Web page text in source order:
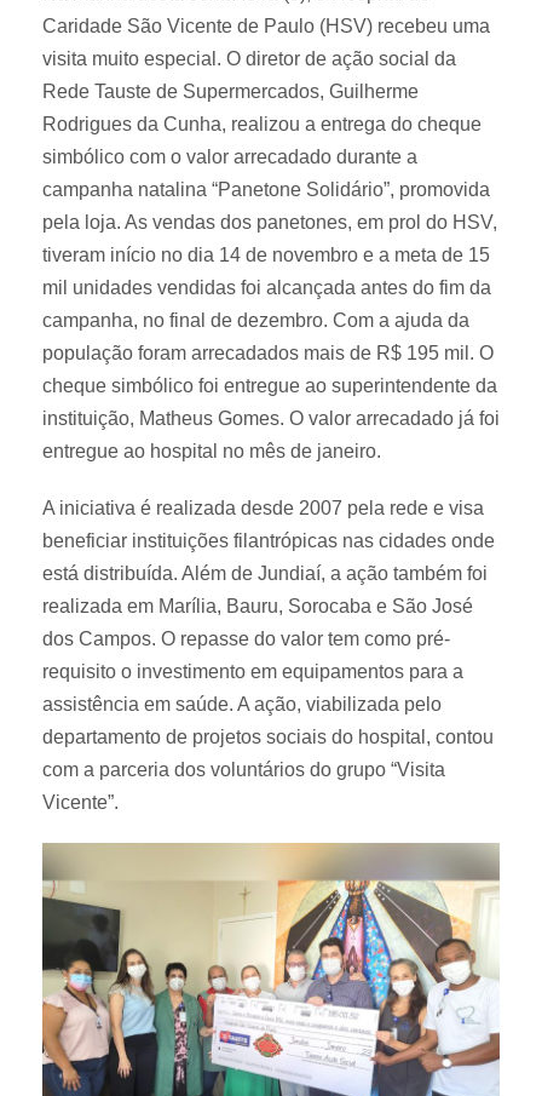
Caridade São Vicente de Paulo (HSV) recebeu uma
visita muito especial. O diretor de ação social da
Rede Tauste de Supermercados, Guilherme
Rodrigues da Cunha, realizou a entrega do cheque
simbólico com o valor arrecadado durante a
campanha natalina “Panetone Solidário”, promovida
pela loja. As vendas dos panetones, em prol do HSV,
tiveram início no dia 14 de novembro e a meta de 15
mil unidades vendidas foi alcançada antes do fim da
campanha, no final de dezembro. Com a ajuda da
população foram arrecadados mais de R$ 195 mil. O
cheque simbólico foi entregue ao superintendente da
instituição, Matheus Gomes. O valor arrecadado já foi
entregue ao hospital no mês de janeiro.
A iniciativa é realizada desde 2007 pela rede e visa
beneficiar instituições filantrópicas nas cidades onde
está distribuída. Além de Jundiaí, a ação também foi
realizada em Marília, Bauru, Sorocaba e São José
dos Campos. O repasse do valor tem como pré-
requisito o investimento em equipamentos para a
assistência em saúde. A ação, viabilizada pelo
departamento de projetos sociais do hospital, contou
com a parceria dos voluntários do grupo “Visita
Vicente”.